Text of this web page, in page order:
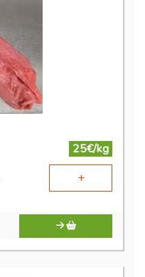
25€/kg
+